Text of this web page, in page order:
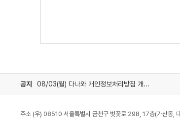
공지 08/03(월) 다나와 개인정보처리방침 개정 안내
주소 (우) 08510 서울특별시 금천구 벚꽃로 298, 17층(가산동,